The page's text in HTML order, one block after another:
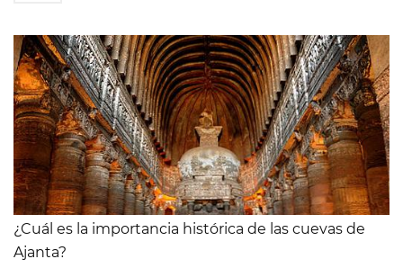
¿Cuál es la importancia histórica de las cuevas de
Ajanta?